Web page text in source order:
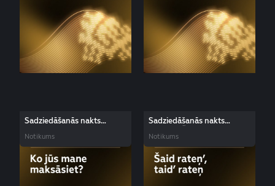
Sadziedāšanās nakts
maksāsiet?
Notikums
Sadziedāšanās nakts
rateņ
Notikums